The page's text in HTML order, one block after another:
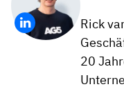
Rick
20